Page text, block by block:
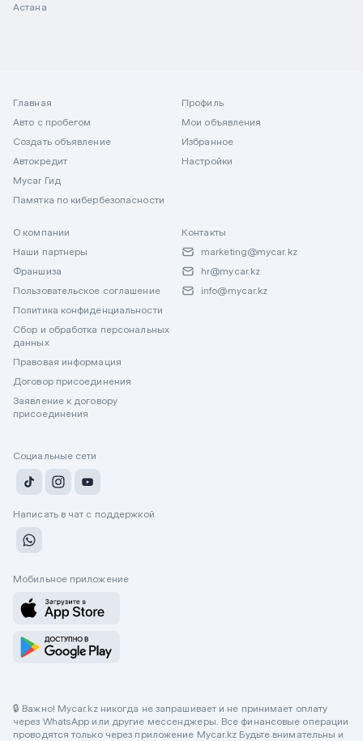
Астана
Главная
Авто с пробегом
Создать объявление
Автокредит
Mycar Гид
Памятка по кибербезопасности
Профиль
Мои объявления
Избранное
Настройки
О компании
Наши партнеры
Франшиза
Пользовательское соглашение
Политика конфиденциальности
Сбор и обработка персональных
данных
Правовая информация
Договор присоединения
Заявление к договору
присоединения
Контакты
marketing@mycar.kz
hr@mycar.kz
info@mycar.kz
Социальные сети
Написать в чат с поддержкой
Мобильное приложение
🔒 Важно! Mycar.kz никогда не запрашивает и не принимает оплату
через WhatsApp или другие мессенджеры. Все финансовые операции
проводятся только через приложение Mycar.kz Будьте внимательны и